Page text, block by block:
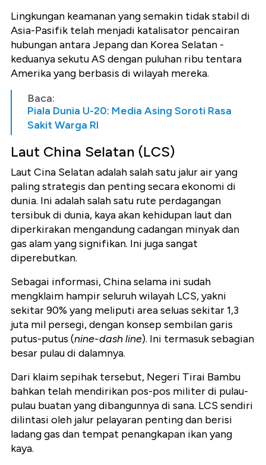
Lingkungan keamanan yang semakin tidak stabil di
Asia-Pasifik telah menjadi katalisator pencairan
hubungan antara Jepang dan Korea Selatan -
keduanya sekutu AS dengan puluhan ribu tentara
Amerika yang berbasis di wilayah mereka.
Baca:
Piala Dunia U-20: Media Asing Soroti Rasa
Sakit Warga RI
Laut China Selatan (LCS)
Laut Cina Selatan adalah salah satu jalur air yang
paling strategis dan penting secara ekonomi di
dunia. Ini adalah salah satu rute perdagangan
tersibuk di dunia, kaya akan kehidupan laut dan
diperkirakan mengandung cadangan minyak dan
gas alam yang signifikan. Ini juga sangat
diperebutkan.
Sebagai informasi, China selama ini sudah
mengklaim hampir seluruh wilayah LCS, yakni
sekitar 90% yang meliputi area seluas sekitar 1,3
juta mil persegi, dengan konsep sembilan garis
putus-putus (nine-dash line). Ini termasuk sebagian
besar pulau di dalamnya.
Dari klaim sepihak tersebut, Negeri Tirai Bambu
bahkan telah mendirikan pos-pos militer di pulau-
pulau buatan yang dibangunnya di sana. LCS sendiri
dilintasi oleh jalur pelayaran penting dan berisi
ladang gas dan tempat penangkapan ikan yang
kaya.